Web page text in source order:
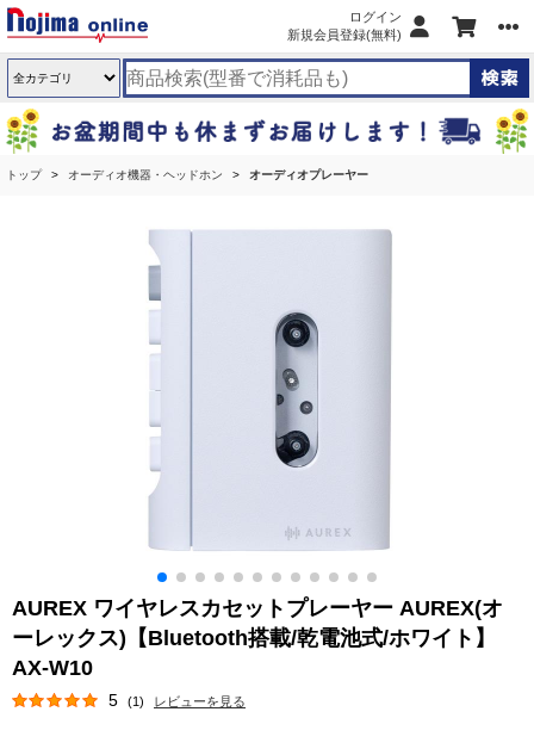
ログイン
新規会員登録(無料)
トップ オーディオ機器・ヘッドホン オーディオプレーヤー
AUREX ワイヤレスカセットプレーヤー AUREX(オ
ーレックス)【Bluetooth搭載/乾電池式/ホワイト】
AX-W10
5 (1) レビューを見る